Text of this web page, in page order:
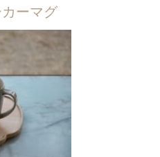
ーマグ